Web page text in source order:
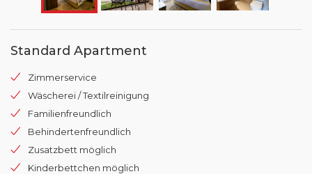
Standard Apartment
Zimmerservice
Wäscherei / Textilreinigung
Familienfreundlich
Behindertenfreundlich
Zusatzbett möglich
Kinderbettchen möglich